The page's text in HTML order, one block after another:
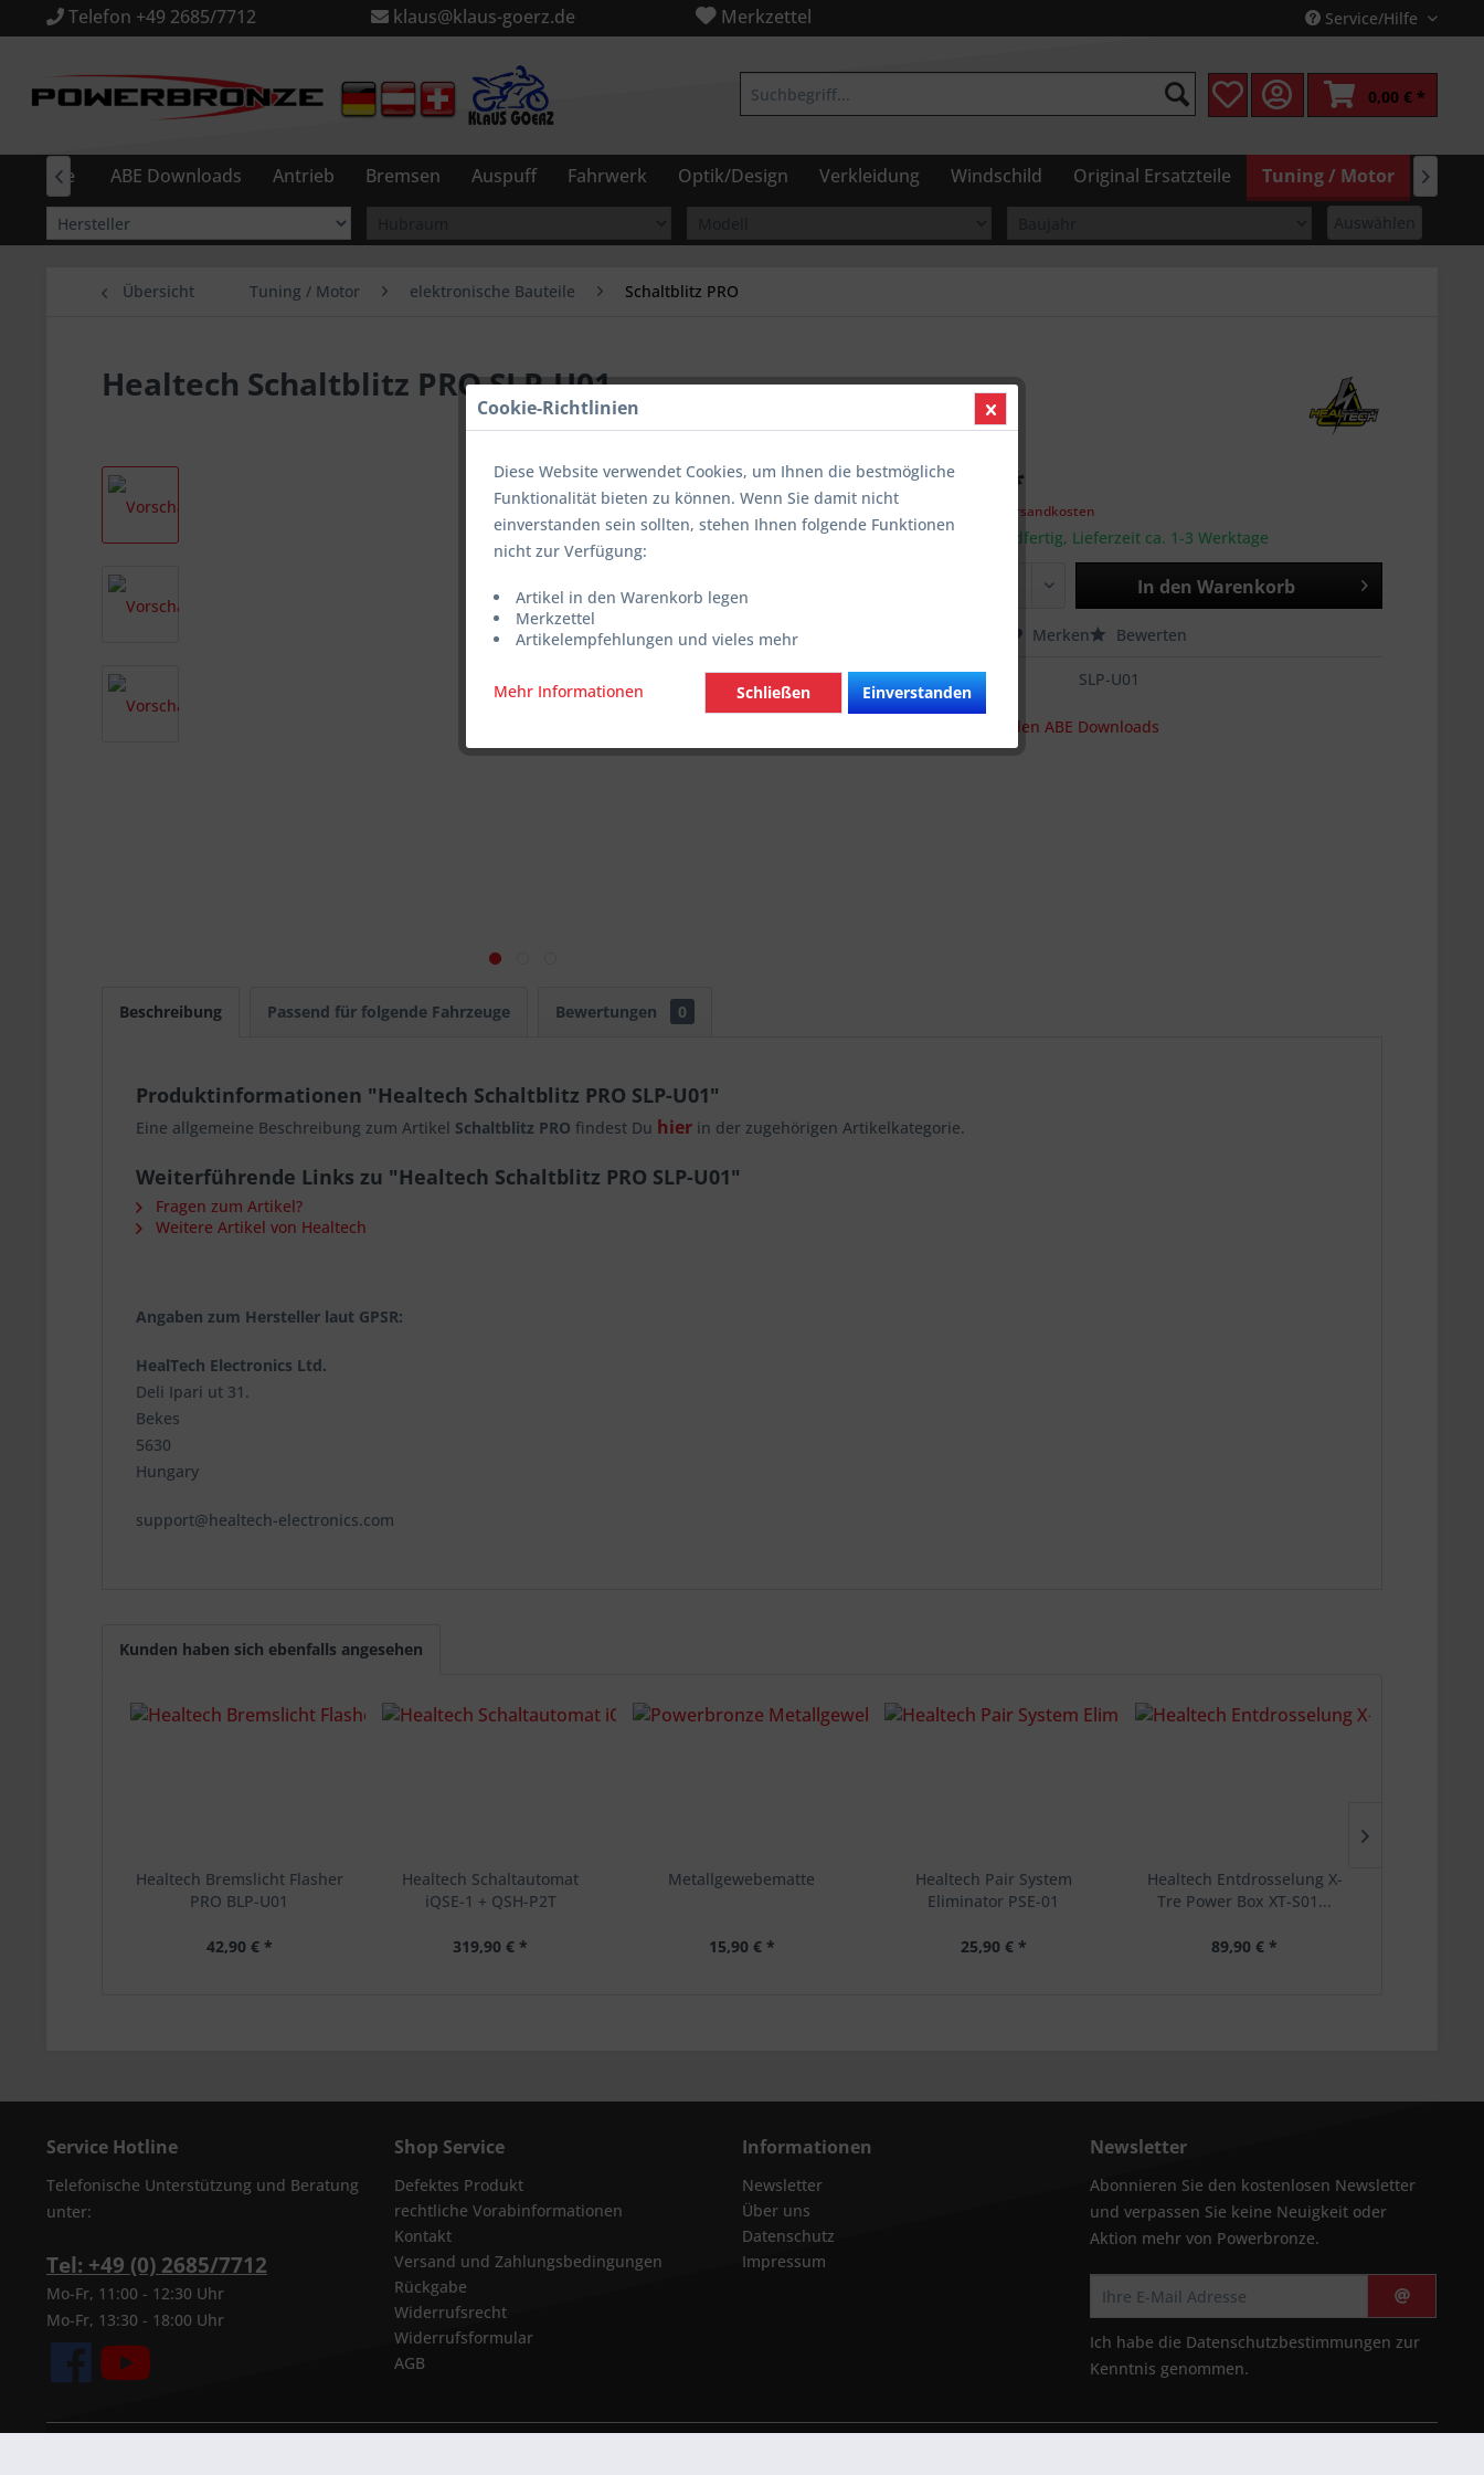
Service/Hilfe
Telefon +49 2685/7712 klaus@klaus-goerz.de Merkzettel
0,00 € *
Home ABE Downloads Antrieb Bremsen Auspuff Fahrwerk Optik/Design Verkleidung Windschild Original Ersatzteile Tuning / Motor Pflege
 
Auswählen
Übersicht Tuning / Motor elektronische Bauteile Schaltblitz PRO
Healtech Schaltblitz PRO SLP-U01
99,90 € *
zzgl. Versandkosten
Sofort versandfertig, Lieferzeit ca. 1-3 Werktage
In den Warenkorb
Merken Bewerten
Artikel-Nr.: SLP-U01
Hier geht es zu den ABE Downloads
Beschreibung Passend für folgende Fahrzeuge Bewertungen 0
Produktinformationen "Healtech Schaltblitz PRO SLP-U01"
Eine allgemeine Beschreibung zum Artikel Schaltblitz PRO findest Du hier in der zugehörigen Artikelkategorie.
Weiterführende Links zu "Healtech Schaltblitz PRO SLP-U01"
Fragen zum Artikel?
Weitere Artikel von Healtech
Angaben zum Hersteller laut GPSR:
HealTech Electronics Ltd.
Deli Ipari ut 31.
Bekes
5630
Hungary
support@healtech-electronics.com
Kunden haben sich ebenfalls angesehen
Healtech Bremslicht Flasher
PRO BLP-U01
42,90 € *
Healtech Schaltautomat
iQSE-1 + QSH-P2T
319,90 € *
Metallgewebematte
15,90 € *
Healtech Pair System
Eliminator PSE-01
25,90 € *
Healtech Entdrosselung X-
Tre Power Box XT-S01...
89,90 € *
Service Hotline
Telefonische Unterstützung und Beratung
unter:
Tel: +49 (0) 2685/7712
Mo-Fr, 11:00 - 12:30 Uhr
Mo-Fr, 13:30 - 18:00 Uhr
Shop Service
Defektes Produkt
rechtliche Vorabinformationen
Kontakt
Versand und Zahlungsbedingungen
Rückgabe
Widerrufsrecht
Widerrufsformular
AGB
Informationen
Newsletter
Über uns
Datenschutz
Impressum
Newsletter
Abonnieren Sie den kostenlosen Newsletter
und verpassen Sie keine Neuigkeit oder
Aktion mehr von Powerbronze.
Ich habe die Datenschutzbestimmungen zur
Kenntnis genommen.
Cookie-Richtlinien
Diese Website verwendet Cookies, um Ihnen die bestmögliche
Funktionalität bieten zu können. Wenn Sie damit nicht
einverstanden sein sollten, stehen Ihnen folgende Funktionen
nicht zur Verfügung:
Artikel in den Warenkorb legen
Merkzettel
Artikelempfehlungen und vieles mehr
Mehr Informationen Einverstanden
Schließen